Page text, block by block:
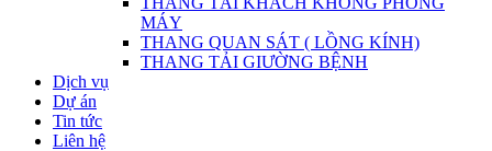
MÁY
THANG QUAN SÁT ( LỒNG KÍNH)
THANG TẢI GIƯỜNG BỆNH
Dịch vụ
Dự án
Tin tức
Liên hệ